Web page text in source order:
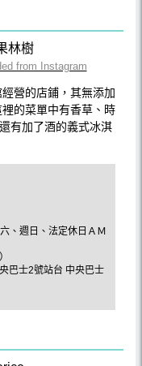
from Instagram
營的店鋪，其無添加
的菜單中有香草、時
有加了酒的義式冰淇
、週日、法定休日ＡＭ
巴士2號站台 中央巴士